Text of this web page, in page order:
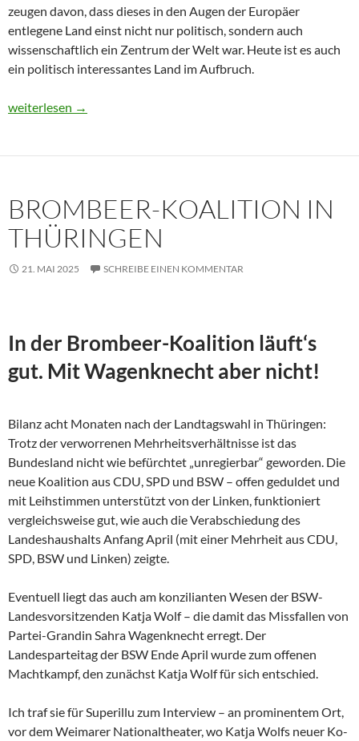
zeugen davon, dass dieses in den Augen der Europäer
entlegene Land einst nicht nur politisch, sondern auch
wissenschaftlich ein Zentrum der Welt war. Heute ist es auch
ein politisch interessantes Land im Aufbruch.
Usbekistan 2025: Unterwegs in einem Land im Aufbruch
weiterlesen →
BROMBEER-KOALITION IN
THÜRINGEN
21. MAI 2025 SCHREIBE EINEN KOMMENTAR
In der Brombeer-Koalition läuft‘s
gut. Mit Wagenknecht aber nicht!
Bilanz acht Monaten nach der Landtagswahl in Thüringen:
Trotz der verworrenen Mehrheitsverhältnisse ist das
Bundesland nicht wie befürchtet „unregierbar“ geworden. Die
neue Koalition aus CDU, SPD und BSW – offen geduldet und
mit Leihstimmen unterstützt von der Linken, funktioniert
vergleichsweise gut, wie auch die Verabschiedung des
Landeshaushalts Anfang April (mit einer Mehrheit aus CDU,
SPD, BSW und Linken) zeigte.
Eventuell liegt das auch am konzilianten Wesen der BSW-
Landesvorsitzenden Katja Wolf – die damit das Missfallen von
Partei-Grandin Sahra Wagenknecht erregt. Der
Landesparteitag der BSW Ende April wurde zum offenen
Machtkampf, den zunächst Katja Wolf für sich entschied.
Ich traf sie für Superillu zum Interview – an prominentem Ort,
vor dem Weimarer Nationaltheater, wo Katja Wolfs neuer Ko-